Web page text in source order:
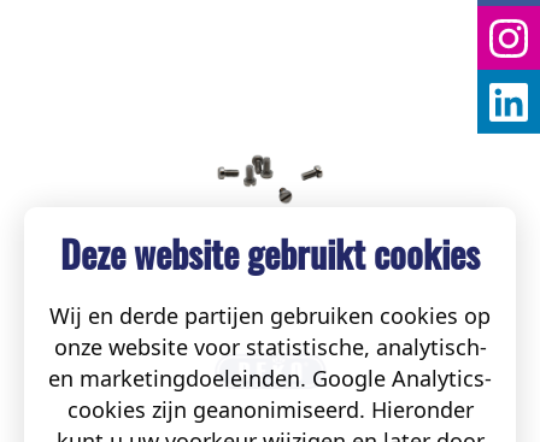
Deze website gebruikt cookies
Wij en derde partijen gebruiken cookies op
onze website voor statistische, analytisch-
en marketingdoeleinden. Google Analytics-
cookies zijn geanonimiseerd. Hieronder